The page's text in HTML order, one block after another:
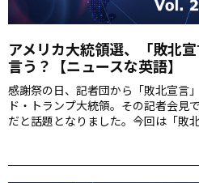
アメリカ大統領選、「敗北
言う？【ニュースな英語】
感謝祭の日、記者団から「敗北宣言
ド・トランプ大統領。その記者会見
だと話題となりました。今回は「敗